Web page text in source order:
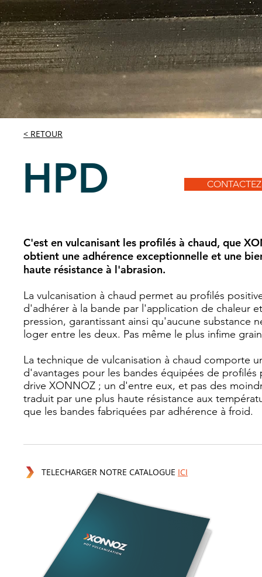
< RETOUR
HPD
C'est en vulcanisant les profilés à chaud, que
obtient une adhérence exceptionnelle et une
haute résistance à l'abrasion.
La vulcanisation à chaud permet au profilés
d'adhérer à la bande par l'application de chaleur
pression, garantissant ainsi qu'aucune substance
loger entre les deux. Pas même le plus infime
La technique de vulcanisation à chaud comporte
d'avantages pour les bandes équipées de profilés
drive XONNOZ ; un d'entre eux, et pas des
traduit par une plus haute résistance aux
que les bandes fabriquées par adhérence à froid.
TELECHARGER NOTRE CATALOGUE ICI